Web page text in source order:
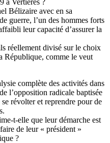
Bélizaire avec en sa
guerre, l’un des hommes forts
leur capacité d’assurer la
réellement divisé sur le choix
République, comme le veut
complète des activités dans
l’opposition radicale baptisée
révolter et reprendre pour de
t-elle que leur démarche est
de leur « président »
?